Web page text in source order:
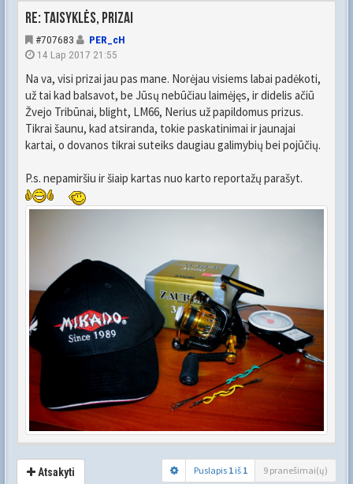
Re: Taisyklės, prizai
#707683
PER_cH
14 Lap 2017 21:55
Na va, visi prizai jau pas mane. Norėjau visiems labai padėkoti,
už tai kad balsavot, be Jūsų nebūčiau laimėjęs, ir didelis ačiū
Žvejo Tribūnai, blight, LM66, Nerius už papildomus prizus.
Tikrai šaunu, kad atsiranda, tokie paskatinimai ir jaunajai
kartai, o dovanos tikrai suteiks daugiau galimybių bei pojūčių.
P.s. nepamiršiu ir šiaip kartas nuo karto reportažų parašyt.
Atsakyti Puslapis 1 iš 1 9 pranešimai(ų)